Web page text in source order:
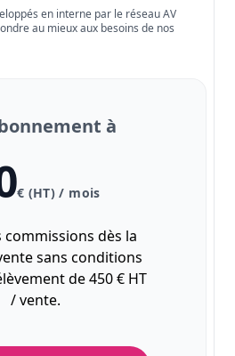
en interne par le réseau AV
au mieux aux besoins de nos
à
€ (HT) / mois
commissions dès la
sans conditions
de 450 € HT
/ vente.